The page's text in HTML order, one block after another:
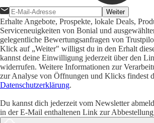
Weiter
Erhalte Angebote, Prospekte, lokale Deals,
Serviceneuigkeiten von Bonial und
gelegentliche Bewertungsanfragen von
Klick auf „Weiter" willigst du in den Erhalt
kannst deine Einwilligung jederzeit über den
widerrufen. Weitere Informationen zur
zur Analyse von Öffnungen und Klicks findest
Datenschutzerklärung.
Du kannst dich jederzeit vom Newsletter
in der E-Mail enthaltenen Link zur